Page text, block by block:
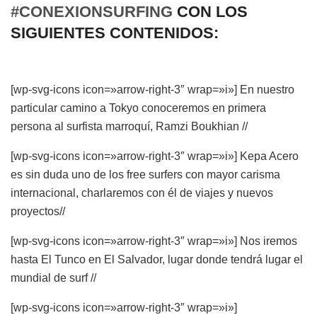
#CONEXIONSURFING CON LOS
SIGUIENTES CONTENIDOS:
[wp-svg-icons icon=»arrow-right-3″ wrap=»i»] En nuestro
particular camino a Tokyo conoceremos en primera
persona al surfista marroquí, Ramzi Boukhian //
[wp-svg-icons icon=»arrow-right-3″ wrap=»i»] Kepa Acero
es sin duda uno de los free surfers con mayor carisma
internacional, charlaremos con él de viajes y nuevos
proyectos//
[wp-svg-icons icon=»arrow-right-3″ wrap=»i»] Nos iremos
hasta El Tunco en El Salvador, lugar donde tendrá lugar el
mundial de surf //
[wp-svg-icons icon=»arrow-right-3″ wrap=»i»]